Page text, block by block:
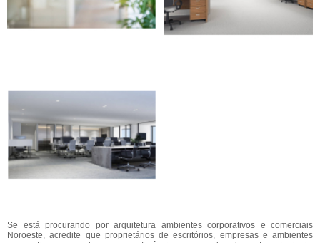
Se está procurando por arquitetura ambientes corporativos e comerciais
Noroeste, acredite que proprietários de escritórios, empresas e ambientes